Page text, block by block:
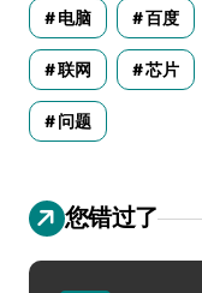
电脑 百度
联网 芯片
问题
您错过了